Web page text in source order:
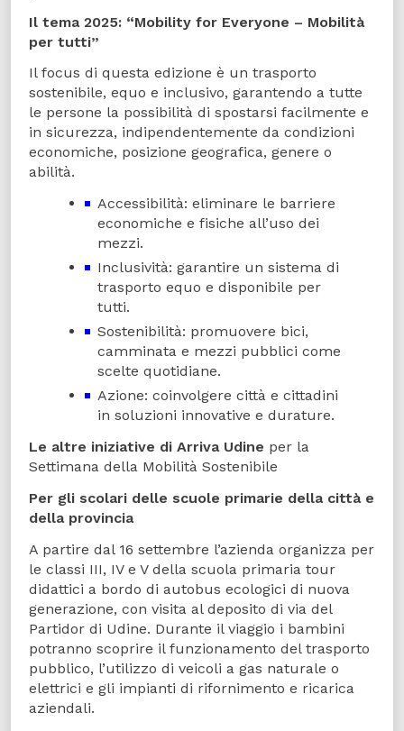
Il tema 2025: “Mobility for Everyone – Mobilità
per tutti”
Il focus di questa edizione è un trasporto
sostenibile, equo e inclusivo, garantendo a tutte
le persone la possibilità di spostarsi facilmente e
in sicurezza, indipendentemente da condizioni
economiche, posizione geografica, genere o
abilità.
Accessibilità: eliminare le barriere
economiche e fisiche all’uso dei
mezzi.
Inclusività: garantire un sistema di
trasporto equo e disponibile per
tutti.
Sostenibilità: promuovere bici,
camminata e mezzi pubblici come
scelte quotidiane.
Azione: coinvolgere città e cittadini
in soluzioni innovative e durature.
Le altre iniziative di Arriva Udine per la
Settimana della Mobilità Sostenibile
Per gli scolari delle scuole primarie della città e
della provincia
A partire dal 16 settembre l’azienda organizza per
le classi III, IV e V della scuola primaria tour
didattici a bordo di autobus ecologici di nuova
generazione, con visita al deposito di via del
Partidor di Udine. Durante il viaggio i bambini
potranno scoprire il funzionamento del trasporto
pubblico, l’utilizzo di veicoli a gas naturale o
elettrici e gli impianti di rifornimento e ricarica
aziendali.